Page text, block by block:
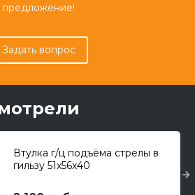
предложение!
Задать вопрос
Втулка г/ц подъёма стрелы в
гильзу 51x56x40